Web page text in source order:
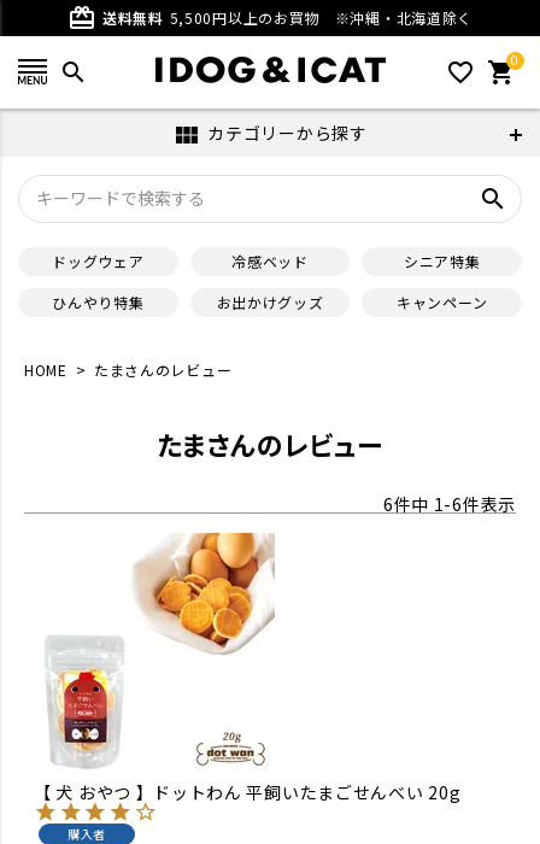
card_giftcard 送料無料 5,500円以上のお買物 ※沖縄・北海道除く
search favorite_outline 0
shopping_cart
view_module カテゴリーから探す
search
ドッグウェア 冷感ベッド
シニア特集
ひんやり特集
お出かけグッズ キャンペーン
HOME たまさんのレビュー
たまさんのレビュー
6件中 1-6件表示
【 犬 おやつ 】ドットわん 平飼いたまごせんべい 20g
購入者